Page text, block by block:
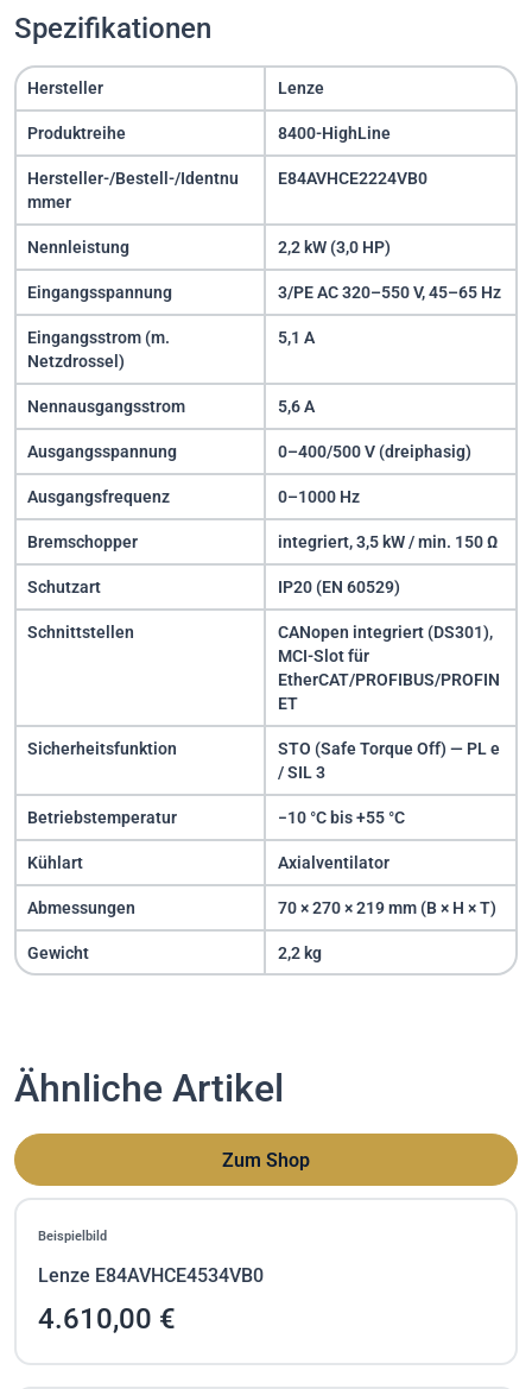
Spezifikationen
Hersteller Lenze
Produktreihe 8400-HighLine
Hersteller-/Bestell-/Identnu
mmer
E84AVHCE2224VB0
Nennleistung 2,2 kW (3,0 HP)
Eingangsspannung 3/PE AC 320–550 V, 45–65 Hz
Eingangsstrom (m.
Netzdrossel)
5,1 A
Nennausgangsstrom 5,6 A
Ausgangsspannung 0–400/500 V (dreiphasig)
Ausgangsfrequenz 0–1000 Hz
Bremschopper integriert, 3,5 kW / min. 150 Ω
Schutzart IP20 (EN 60529)
Schnittstellen
CANopen integriert (DS301),
MCI-Slot für
EtherCAT/PROFIBUS/PROFIN
ET
Sicherheitsfunktion
STO (Safe Torque Off) — PL e
/ SIL 3
Betriebstemperatur −10 °C bis +55 °C
Kühlart Axialventilator
Abmessungen 70 × 270 × 219 mm (B × H × T)
Gewicht 2,2 kg
Ähnliche Artikel
Zum Shop
Beispielbild
Lenze E84AVHCE4534VB0
4.610,00 €